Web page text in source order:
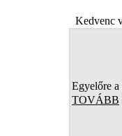
Kedvenc
Egyelőre a
TOVÁBB